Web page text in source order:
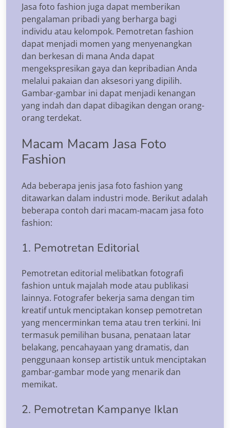
Jasa foto fashion juga dapat memberikan
pengalaman pribadi yang berharga bagi
individu atau kelompok. Pemotretan fashion
dapat menjadi momen yang menyenangkan
dan berkesan di mana Anda dapat
mengekspresikan gaya dan kepribadian Anda
melalui pakaian dan aksesori yang dipilih.
Gambar-gambar ini dapat menjadi kenangan
yang indah dan dapat dibagikan dengan orang-
orang terdekat.
Macam Macam Jasa Foto
Fashion
Ada beberapa jenis jasa foto fashion yang
ditawarkan dalam industri mode. Berikut adalah
beberapa contoh dari macam-macam jasa foto
fashion:
1. Pemotretan Editorial
Pemotretan editorial melibatkan fotografi
fashion untuk majalah mode atau publikasi
lainnya. Fotografer bekerja sama dengan tim
kreatif untuk menciptakan konsep pemotretan
yang mencerminkan tema atau tren terkini. Ini
termasuk pemilihan busana, penataan latar
belakang, pencahayaan yang dramatis, dan
penggunaan konsep artistik untuk menciptakan
gambar-gambar mode yang menarik dan
memikat.
2. Pemotretan Kampanye Iklan